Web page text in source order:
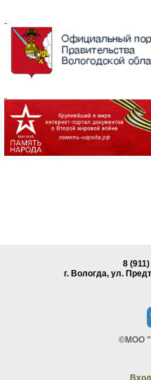
8
г. Вологда, ул.
©МОО